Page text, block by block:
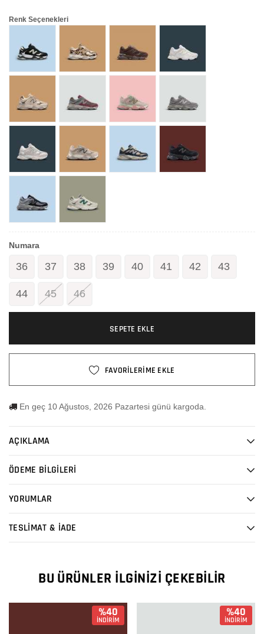
Renk Seçenekleri
Numara
36 37 38 39 40 41 42 43
44 45 46
SEPETE EKLE
FAVORİLERİME EKLE
En geç 10 Ağustos, 2026 Pazartesi günü kargoda.
AÇIKLAMA
ÖDEME BİLGİLERİ
YORUMLAR
TESLİMAT & İADE
BU ÜRÜNLER İLGINIZI ÇEKEBILIR
%40
İNDİRİM
%40
İNDİRİM